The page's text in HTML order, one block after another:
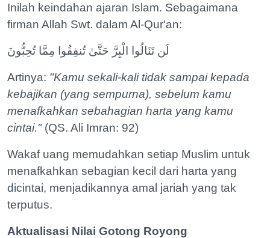
Inilah keindahan ajaran Islam. Sebagaimana
firman Allah Swt. dalam Al-Qur'an:
لَن تَنَالُوا الْبِرَّ حَتَّىٰ تُنفِقُوا مِمَّا تُحِبُّونَ
Artinya: "Kamu sekali-kali tidak sampai kepada
kebajikan (yang sempurna), sebelum kamu
menafkahkan sebahagian harta yang kamu
cintai."(QS. Ali Imran: 92)
Wakaf uang memudahkan setiap Muslim untuk
menafkahkan sebagian kecil dari harta yang
dicintai, menjadikannya amal jariah yang tak
terputus.
Aktualisasi Nilai Gotong Royong